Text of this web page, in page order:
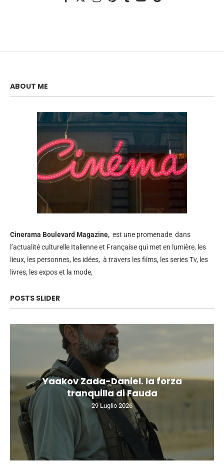
ABOUT ME
Cinerama Boulevard Magazine, est une promenade dans
l’actualité culturelle Italienne et Française qui met en lumière, les
lieux, les personnes, les idées, à travers les films, les series Tv, les
livres, les expos et la mode,
POSTS SLIDER
Yaakov Zada-Daniel. la forza
tranquilla di Fauda
29 Luglio 2026